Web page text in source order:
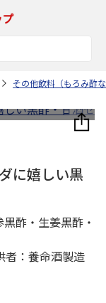
その他飲料（もろみ酢
に嬉しい黒
酢・生姜黒酢・
：養命酒製造